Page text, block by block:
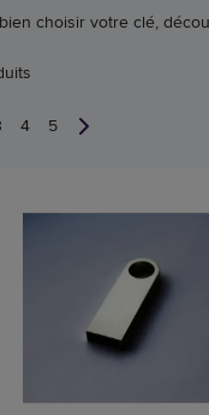
choisir votre clé,
4 5